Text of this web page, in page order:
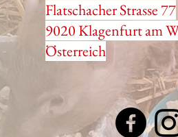
Flatschacher Strasse 77
9020 Klagenfurt am
Österreich